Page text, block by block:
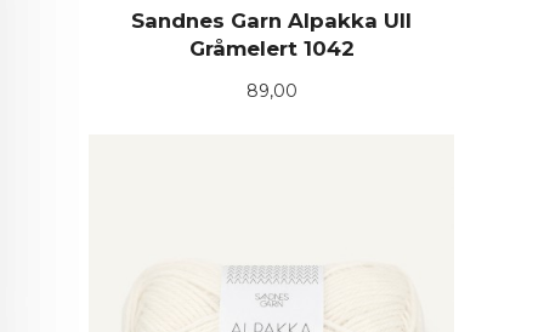
Sandnes Garn Alpakka Ull
Gråmelert 1042
Pris
89,00